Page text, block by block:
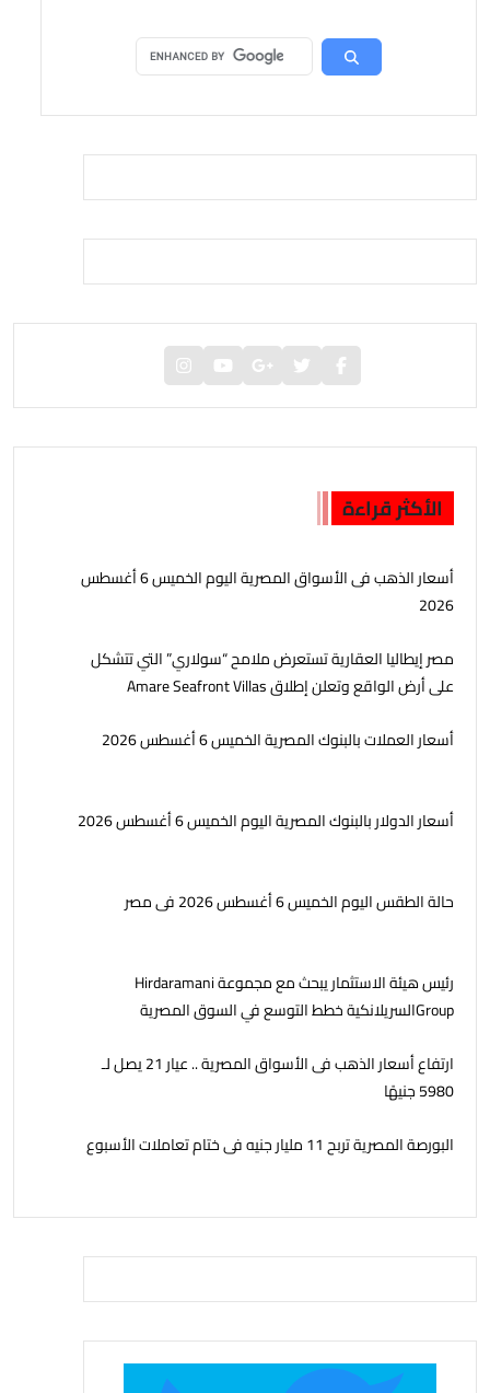
الأكثر قراءة
أسعار الذهب فى الأسواق المصرية اليوم الخميس 6 أغسطس
2026
مصر إيطاليا العقارية تستعرض ملامح “سولاري” التي تتشكل
على أرض الواقع وتعلن إطلاق Amare Seafront Villas
أسعار العملات بالبنوك المصرية الخميس 6 أغسطس 2026
أسعار الدولار بالبنوك المصرية اليوم الخميس 6 أغسطس 2026
حالة الطقس اليوم الخميس 6 أغسطس 2026 فى مصر
رئيس هيئة الاستثمار يبحث مع مجموعة Hirdaramani
Groupالسريلانكية خطط التوسع في السوق المصرية
ارتفاع أسعار الذهب فى الأسواق المصرية .. عيار 21 يصل لـ
5980 جنيهًا
البورصة المصرية تربح 11 مليار جنيه فى ختام تعاملات الأسبوع